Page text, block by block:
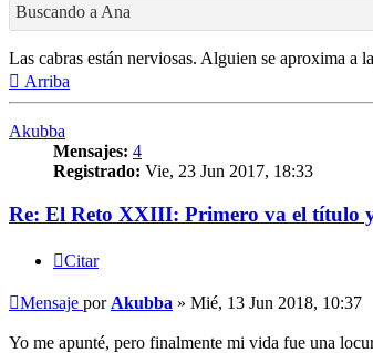
Buscando a Ana
Las cabras están nerviosas. Alguien se aproxima a
Arriba
Akubba
Mensajes: 4
Registrado: Vie, 23 Jun 2017, 18:33
Re: El Reto XXIII: Primero va el título
Citar
Mensaje por Akubba » Mié, 13 Jun 2018, 10:37
Yo me apunté, pero finalmente mi vida fue una